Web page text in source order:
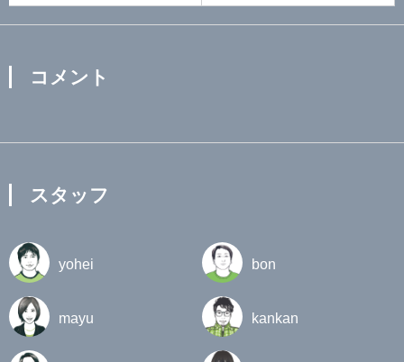
コメント
スタッフ
yohei bon
mayu kankan